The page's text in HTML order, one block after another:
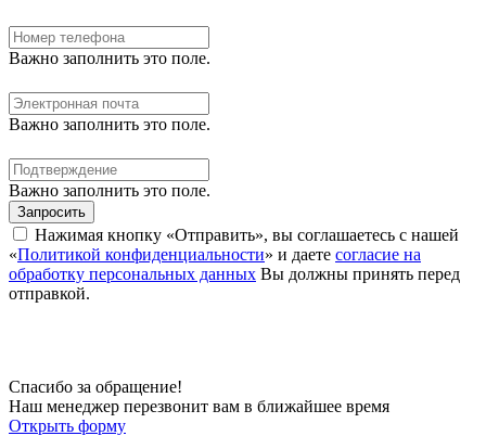
Важно заполнить это поле.
Важно заполнить это поле.
Важно заполнить это поле.
Запросить
Нажимая кнопку «Отправить», вы соглашаетесь с нашей
«Политикой конфиденциальности» и даете согласие на
обработку персональных данных Вы должны принять перед
отправкой.
Спасибо за обращение!
Наш менеджер перезвонит вам в ближайшее время
Открыть форму